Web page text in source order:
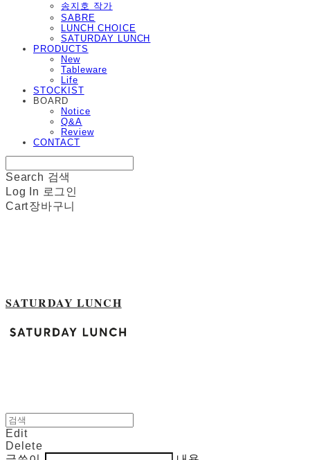
송지호 작가
SABRE
LUNCH CHOICE
SATURDAY LUNCH
PRODUCTS
New
Tableware
Life
STOCKIST
BOARD
Notice
Q&A
Review
CONTACT
Search 검색
Log In 로그인
Cart장바구니
SATURDAY LUNCH
Edit
Delete